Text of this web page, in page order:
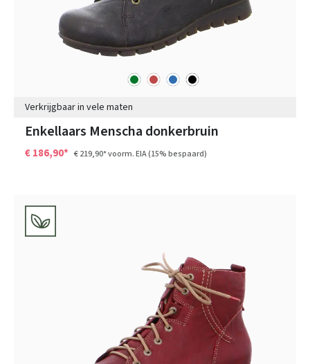
groenroodblauwzwart
Verkrijgbaar in vele maten
Enkellaars Menscha donkerbruin
€ 186,90* € 219,90*voorm. EIA(15% bespaard)